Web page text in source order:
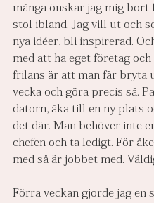
många önskar jag mig bort
stol ibland. Jag vill ut och
nya idéer, bli inspirerad.
med att ha eget företag och
frilans är att man får bryta
vecka och göra precis så.
datorn, åka till en ny plats
det där. Man behöver inte
chefen och ta ledigt. För
med så är jobbet med.
Förra veckan gjorde jag en